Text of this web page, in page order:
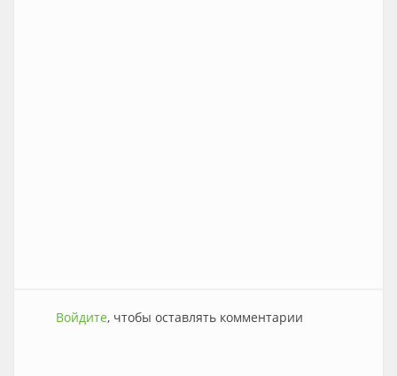
Войдите, чтобы оставлять комментарии